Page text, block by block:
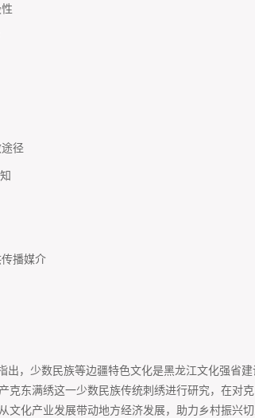
径
播媒介
出，少数民族等边疆特色文化是黑龙江文化强省
克东满绣这一少数民族传统刺绣进行研究，在对
文化产业发展带动地方经济发展，助力乡村振兴